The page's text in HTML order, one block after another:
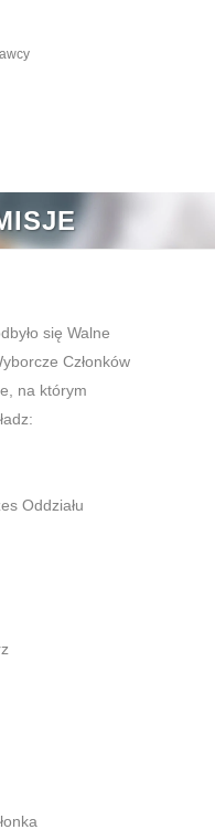
się Walne
Członków
na którym
Oddziału